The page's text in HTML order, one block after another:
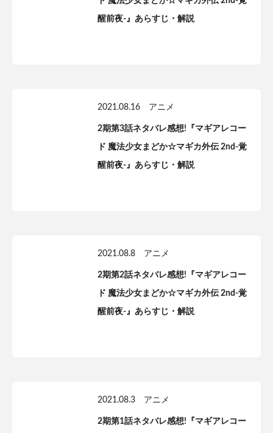
醒前夜-』あらすじ・解説
2021.08.16 アニメ
2期第3話ネタバレ感想!『マギアレコー
ド 魔法少女まどか☆マギカ外伝 2nd-覚
醒前夜-』あらすじ・解説
2021.08.8 アニメ
2期第2話ネタバレ感想!『マギアレコー
ド 魔法少女まどか☆マギカ外伝 2nd-覚
醒前夜-』あらすじ・解説
2021.08.3 アニメ
2期第1話ネタバレ感想!『マギアレコー